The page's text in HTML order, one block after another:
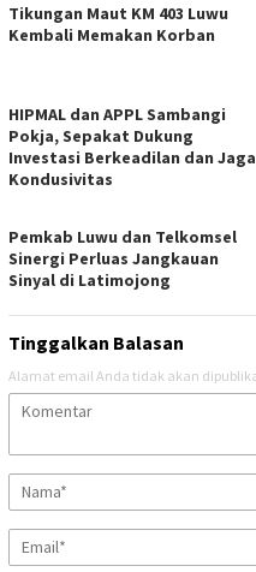
Tikungan Maut KM 403 Luwu
Kembali Memakan Korban
HIPMAL dan APPL Sambangi
Pokja, Sepakat Dukung
Investasi Berkeadilan dan Jaga
Kondusivitas
Pemkab Luwu dan Telkomsel
Sinergi Perluas Jangkauan
Sinyal di Latimojong
Tinggalkan Balasan
Alamat email Anda tidak akan